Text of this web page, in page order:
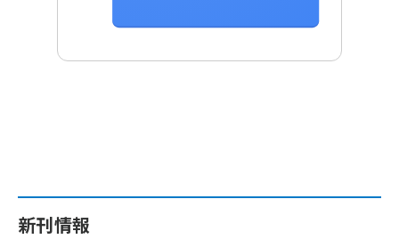
新刊情報